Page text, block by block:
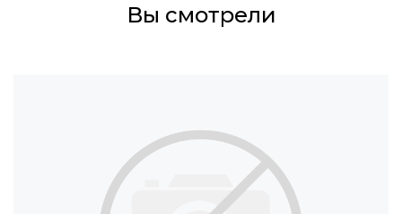
Вы смотрели